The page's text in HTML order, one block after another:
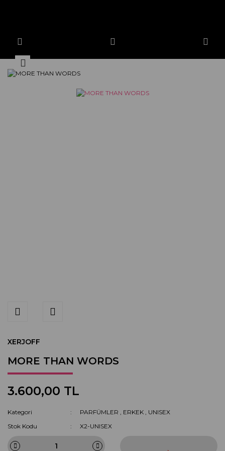
XERJOFF
MORE THAN WORDS
3.600,00 TL
Kategori PARFÜMLER , ERKEK , UNISEX
Stok Kodu
X2-UNISEX